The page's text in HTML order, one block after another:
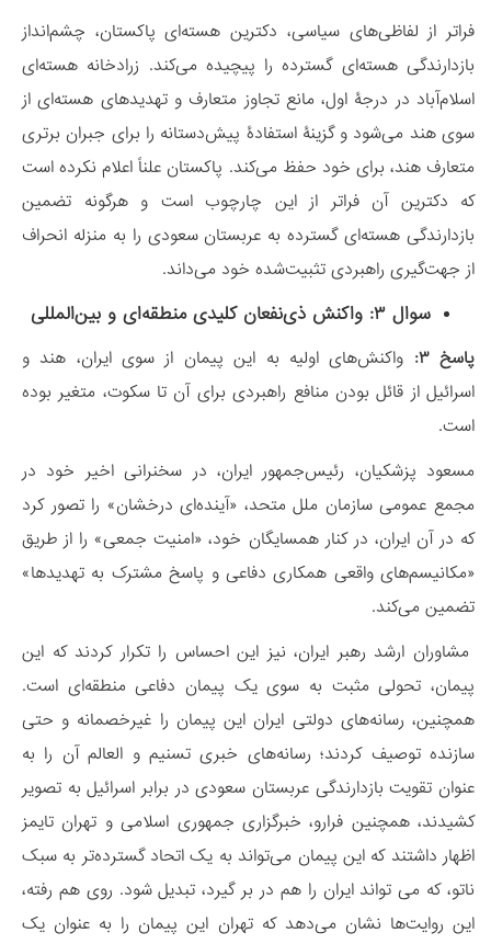
فراتر از لفاظی‌های سیاسی، دکترین هسته‌ای پاکستان، چشم‌انداز
بازدارندگی هسته‌ای گسترده را پیچیده می‌کند. زرادخانه هسته‌ای
اسلام‌آباد در درجۀ اول، مانع تجاوز متعارف و تهدیدهای هسته‌ای از
سوی هند می‌شود و گزینۀ استفادۀ پیش‌دستانه را برای جبران برتری
متعارف هند، برای خود حفظ می‌کند. پاکستان علناً اعلام نکرده است
که دکترین آن فراتر از این چارچوب است و هرگونه تضمین
بازدارندگی هسته‌ای گسترده به عربستان سعودی را به منزله انحراف
از جهت‌گیری راهبردی تثبیت‌شده خود می‌داند.
سوال ۳: واکنش ذی‌نفعان کلیدی منطقه‌ای و بین‌المللی
پاسخ ۳:
واکنش‌های اولیه به این پیمان از سوی ایران، هند و
اسرائیل از قائل بودن منافع راهبردی برای آن تا سکوت، متغیر بوده
است.
مسعود پزشکیان، رئیس‌جمهور ایران، در سخنرانی اخیر خود در
مجمع عمومی سازمان ملل متحد، «آینده‌ای درخشان» را تصور کرد
که در آن ایران، در کنار همسایگان خود، «امنیت جمعی» را از طریق
«مکانیسم‌های واقعی همکاری دفاعی و پاسخ مشترک به تهدیدها»
تضمین می‌کند.
مشاوران ارشد رهبر ایران، نیز این احساس را تکرار کردند که این
پیمان، تحولی مثبت به سوی یک پیمان دفاعی منطقه‌ای است.
همچنین، رسانه‌های دولتی ایران این پیمان را غیرخصمانه و حتی
سازنده توصیف کردند؛ رسانه‌های خبری تسنیم و العالم آن را به
عنوان تقویت بازدارندگی عربستان سعودی در برابر اسرائیل به تصویر
کشیدند، همچنین فرارو، خبرگزاری جمهوری اسلامی و تهران تایمز
اظهار داشتند که این پیمان می‌تواند به یک اتحاد گسترده‌تر به سبک
ناتو، که می تواند ایران را هم در بر گیرد، تبدیل شود. روی هم رفته،
این روایت‌ها نشان می‌دهد که تهران این پیمان را به عنوان یک